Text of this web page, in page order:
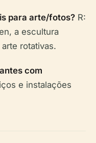
para arte/fotos? R:
a escultura
rotativas.
com
e instalações